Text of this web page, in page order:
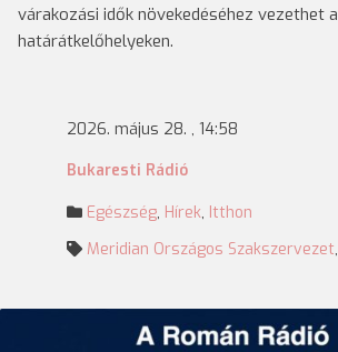
várakozási idők növekedéséhez vezethet a
határátkelőhelyeken.
2026. május 28. , 14:58
Bukaresti Rádió
Egészség, Hírek, Itthon
Meridian Országos Szakszervezet,